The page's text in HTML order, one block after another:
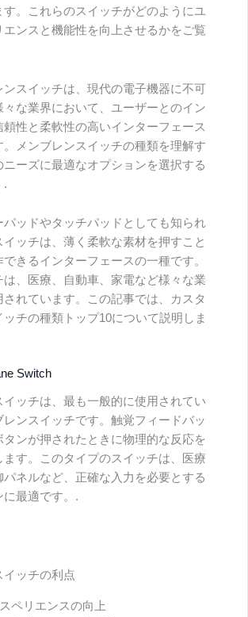
す。これらのスイッチがどのようにユ
エンスと機能性を向上させるかをご覧
ンスイッチは、現代の電子機器に不可
々な業界において、ユーザーとのイン
頼性と柔軟性の高いインターフェース
。メンブレンスイッチの種類を理解す
ニーズに最適なオプションを選択する
.
パッドやタッチパッドとしても知られ
イッチは、薄く柔軟な素材を押すこと
きるインターフェースの一種です。
は、医療、自動車、家電など様々な業
れています。この記事では、カスタ
チの種類トップ10について説明しま
Switch
ッチは、最も一般的に使用されてい
レンスイッチです。触覚フィードバッ
タンが押されたときに物理的な反応を
ます。このタイプのスイッチは、医療
ネルなど、正確な入力を必要とする
に最適です。.
ッチの利点
ペリエンスの向上